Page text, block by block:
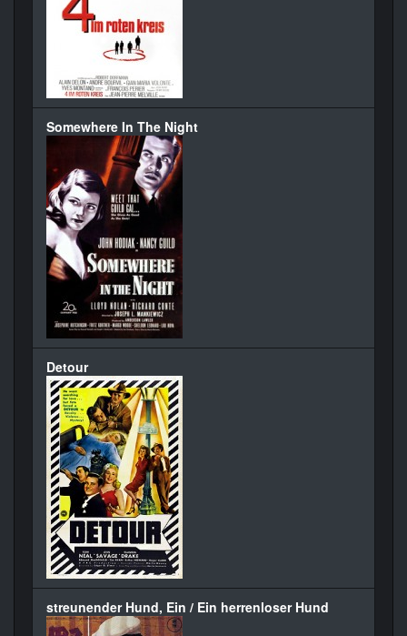
Somewhere In The Night
Detour
streunender Hund, Ein / Ein herrenloser Hund